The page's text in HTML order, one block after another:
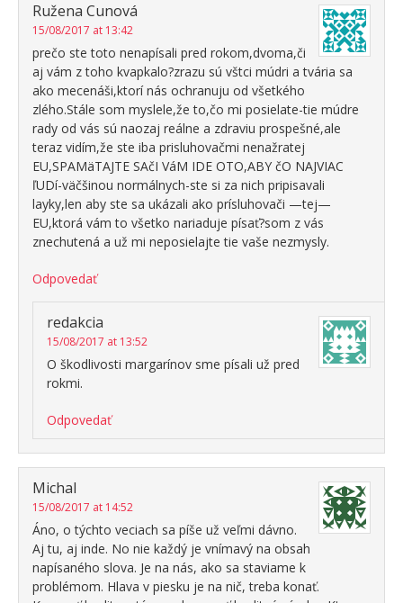
Ružena Cunová
15/08/2017 at 13:42
prečo ste toto nenapísali pred rokom,dvoma,či
aj vám z toho kvapkalo?zrazu sú vštci múdri a tvária sa
ako mecenáši,ktorí nás ochranuju od všetkého
zlého.Stále som myslele,že to,čo mi posielate-tie múdre
rady od vás sú naozaj reálne a zdraviu prospešné,ale
teraz vidím,že ste iba prisluhovačmi nenažratej
EU,SPAMäTAJTE SAčI VáM IDE OTO,ABY čO NAJVIAC
ľUDí-väčšinou normálnych-ste si za nich pripisavali
layky,len aby ste sa ukázali ako prísluhovači —tej—
EU,ktorá vám to všetko nariaduje písať?som z vás
znechutená a už mi neposielajte tie vaše nezmysly.
Odpovedať
redakcia
15/08/2017 at 13:52
O škodlivosti margarínov sme písali už pred
rokmi.
Odpovedať
Michal
15/08/2017 at 14:52
Áno, o týchto veciach sa píše už veľmi dávno.
Aj tu, aj inde. No nie každý je vnímavý na obsah
napísaného slova. Je na nás, ako sa staviame k
problémom. Hlava v piesku je na nič, treba konať.